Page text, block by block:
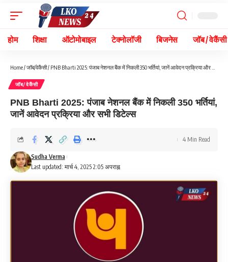
होम शिक्षा ऑटोमोबाइल टेक्नोलॉजी बिजनेस जॉब / वेकैंसी
Home/जॉब/वेकैंसी/ PNB Bharti 2025: पंजाब नेशनल बैंक में निकली 350 भर्तियां, जानें आवेदन प्रक्रिया और सभी डिटेल्स
जॉब/वेकैंसी
PNB Bharti 2025: पंजाब नेशनल बैंक में निकली 350 भर्तियां,
जानें आवेदन प्रक्रिया और सभी डिटेल्स
Last updated: मार्च 4, 2025 2:05 अपराह्न
Sudha Verma
4 Min Read